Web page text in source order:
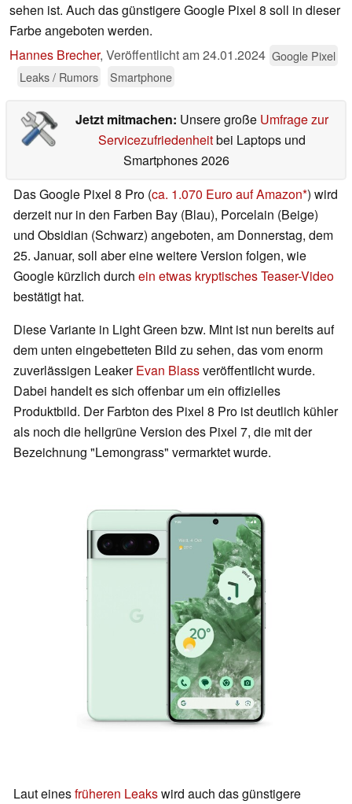
sehen ist. Auch das günstigere Google Pixel 8 soll in dieser
Farbe angeboten werden.
Hannes Brecher, Veröffentlicht am24.01.2024 Google Pixel
Leaks / Rumors
Smartphone
Jetzt mitmachen: Unsere große Umfrage zur
Servicezufriedenheitbei Laptops und
Smartphones 2026
Das Google Pixel 8 Pro (ca. 1.070 Euro auf Amazon ) wird
derzeit nur in den Farben Bay (Blau), Porcelain (Beige)
und Obsidian (Schwarz) angeboten, am Donnerstag, dem
25. Januar, soll aber eine weitere Version folgen, wie
Google kürzlich durch ein etwas kryptisches Teaser-Video
bestätigt hat.
Diese Variante in Light Green bzw. Mint ist nun bereits auf
dem unten eingebetteten Bild zu sehen, das vom enorm
zuverlässigen LeakerEvan Blassveröffentlicht wurde.
Dabei handelt es sich offenbar um ein offizielles
Produktbild. Der Farbton des Pixel 8 Pro ist deutlich kühler
als noch die hellgrüne Version des Pixel 7, die mit der
Bezeichnung "Lemongrass" vermarktet wurde.
Laut einesfrüheren Leakswird auch das günstigere